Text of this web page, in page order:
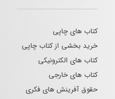
کتاب های چاپی
خرید بخشی از کتاب چاپی
کتاب های الکترونیکی
کتاب های خارجی
حقوق آفرینش های فکری